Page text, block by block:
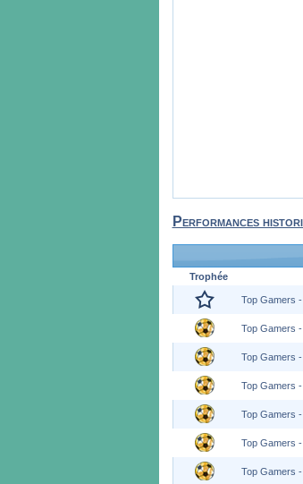
Performances
Trophée
Top Gamers
Top Gamers
Top Gamers
Top Gamers
Top Gamers
Top Gamers
Top Gamers